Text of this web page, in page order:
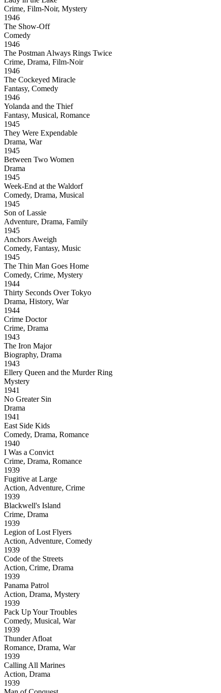
Crime, Film-Noir, Mystery
1946
The Show-Off
Comedy
1946
The Postman Always Rings Twice
Crime, Drama, Film-Noir
1946
The Cockeyed Miracle
Fantasy, Comedy
1946
Yolanda and the Thief
Fantasy, Musical, Romance
1945
They Were Expendable
Drama, War
1945
Between Two Women
Drama
1945
Week-End at the Waldorf
Comedy, Drama, Musical
1945
Son of Lassie
Adventure, Drama, Family
1945
Anchors Aweigh
Comedy, Fantasy, Music
1945
The Thin Man Goes Home
Comedy, Crime, Mystery
1944
Thirty Seconds Over Tokyo
Drama, History, War
1944
Crime Doctor
Crime, Drama
1943
The Iron Major
Biography, Drama
1943
Ellery Queen and the Murder Ring
Mystery
1941
No Greater Sin
Drama
1941
East Side Kids
Comedy, Drama, Romance
1940
I Was a Convict
Crime, Drama, Romance
1939
Fugitive at Large
Action, Adventure, Crime
1939
Blackwell's Island
Crime, Drama
1939
Legion of Lost Flyers
Action, Adventure, Comedy
1939
Code of the Streets
Action, Crime, Drama
1939
Panama Patrol
Action, Drama, Mystery
1939
Pack Up Your Troubles
Comedy, Musical, War
1939
Thunder Afloat
Romance, Drama, War
1939
Calling All Marines
Action, Drama
1939